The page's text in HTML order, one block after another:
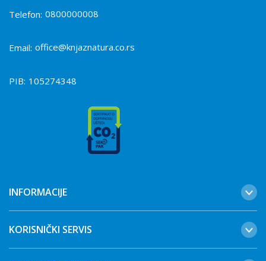
Telefon: 0800000008
Email: office@knjaznatura.co.rs
PIB: 105274348
INFORMACIJE
KORISNIČKI SERVIS